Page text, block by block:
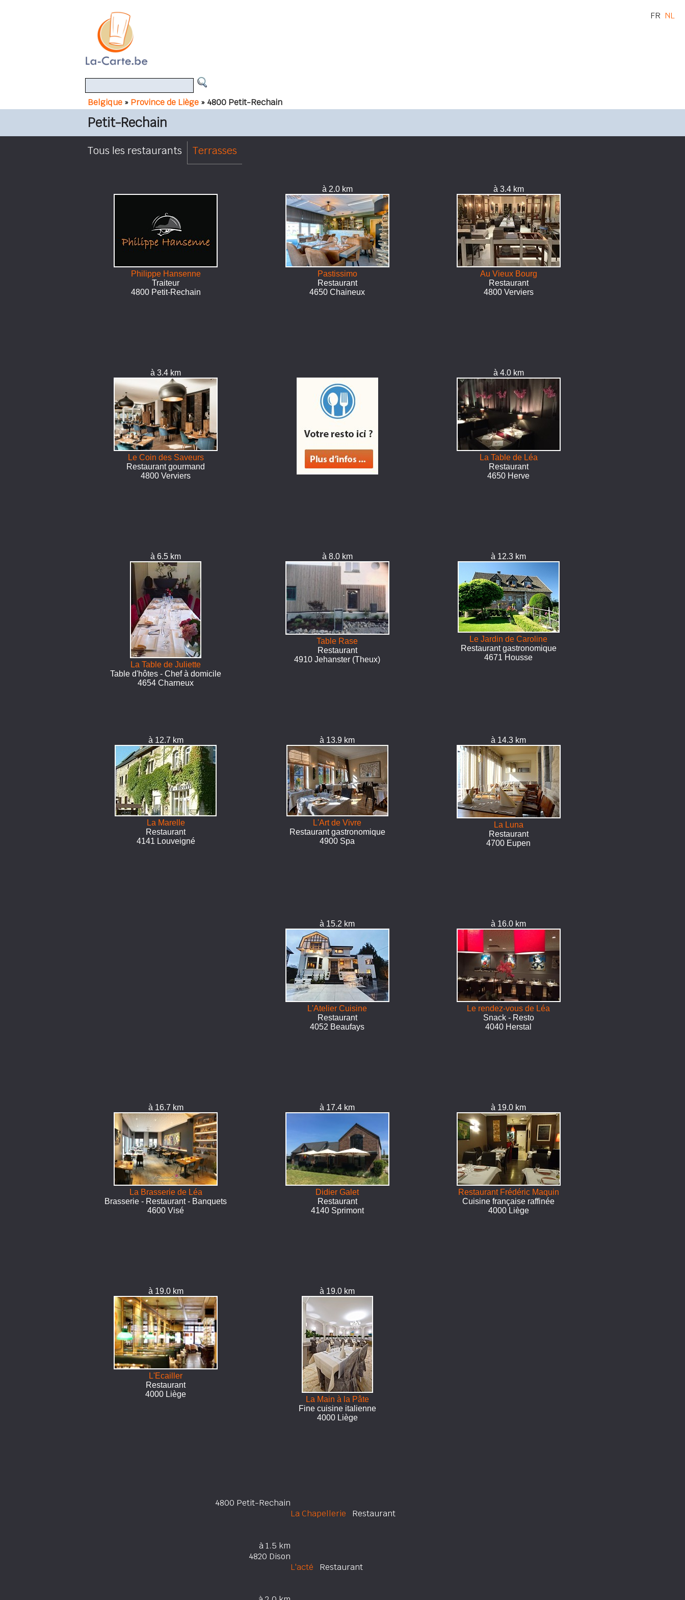
Belgique » Province de Liège » 4800 Petit-Rechain
FR NL
Petit-Rechain
Tous les restaurants Terrasses
Philippe Hansenne
Traiteur
4800 Petit-Rechain
à 2.0 km
Pastissimo
Restaurant
4650 Chaineux
à 3.4 km
Au Vieux Bourg
Restaurant
4800 Verviers
à 3.4 km
Le Coin des Saveurs
Restaurant gourmand
4800 Verviers
à 4.0 km
La Table de Léa
Restaurant
4650 Herve
à 6.5 km
La Table de Juliette
Table d'hôtes - Chef à domicile
4654 Charneux
à 8.0 km
Table Rase
Restaurant
4910 Jehanster (Theux)
à 12.3 km
Le Jardin de Caroline
Restaurant gastronomique
4671 Housse
à 12.7 km
La Marelle
Restaurant
4141 Louveigné
à 13.9 km
L'Art de Vivre
Restaurant gastronomique
4900 Spa
à 14.3 km
La Luna
Restaurant
4700 Eupen
à 15.2 km
L'Atelier Cuisine
Restaurant
4052 Beaufays
à 16.0 km
Le rendez-vous de Léa
Snack - Resto
4040 Herstal
à 16.7 km
La Brasserie de Léa
Brasserie - Restaurant - Banquets
4600 Visé
à 17.4 km
Didier Galet
Restaurant
4140 Sprimont
à 19.0 km
Restaurant Frédéric Maquin
Cuisine française raffinée
4000 Liège
à 19.0 km
L'Ecailler
Restaurant
4000 Liège
à 19.0 km
La Main à la Pâte
Fine cuisine italienne
4000 Liège
4800 Petit-Rechain
La Chapellerie Restaurant
à 1.5 km
4820 Dison
L'acté Restaurant